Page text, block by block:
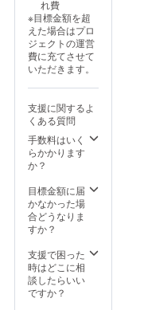
URL：
https://
kidaclu
b.jp/ ＊
ロゴ掲
載期
2025年
1月〜
2025年
12月末
まで
定）
れ費
※目標金額を超
えた場合はプロ
ジェクトの運営
費に充てさせて
いただきます。
支援に関するよ
くある質問
手数料はいく
らかかります
か？
目標金額に届
かなかった場
合どうなりま
すか？
支援で困った
時はどこに相
談したらいい
ですか？